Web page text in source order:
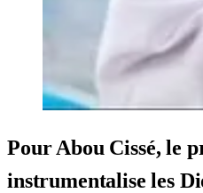
Pour Abou Cissé, le
instrumentalise les